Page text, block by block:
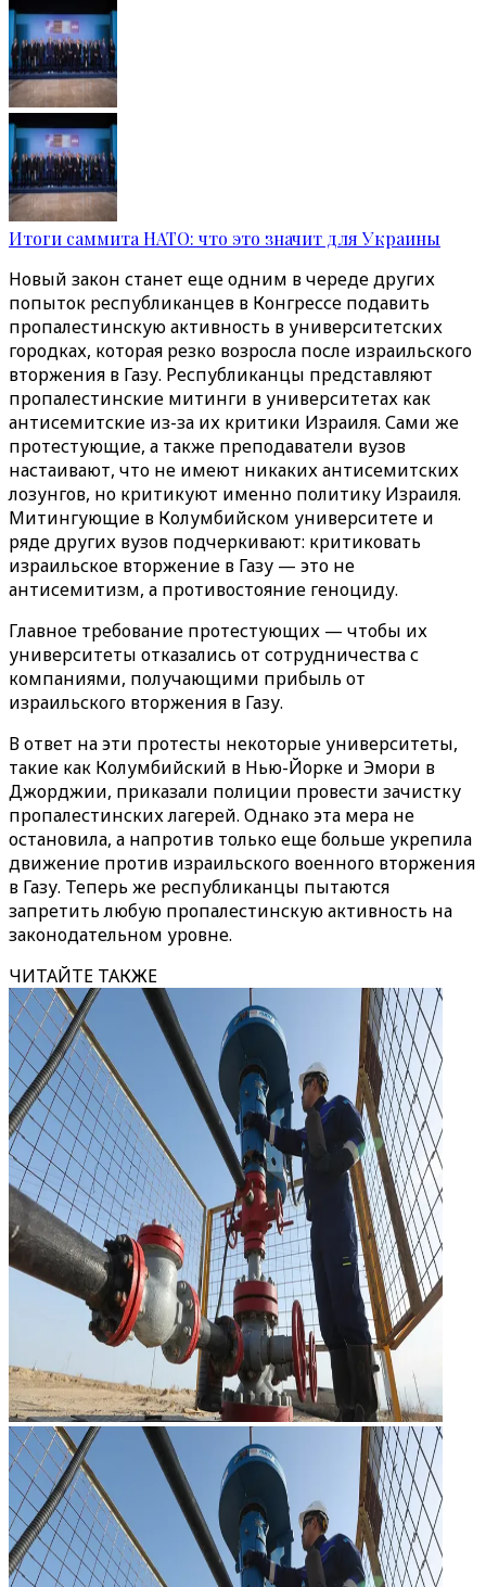
Итоги саммита НАТО: что это значит для Украины
Новый закон станет еще одним в череде других
попыток республиканцев в Конгрессе подавить
пропалестинскую активность в университетских
городках, которая резко возросла после израильского
вторжения в Газу. Республиканцы представляют
пропалестинские митинги в университетах как
антисемитские из-за их критики Израиля. Сами же
протестующие, а также преподаватели вузов
настаивают, что не имеют никаких антисемитских
лозунгов, но критикуют именно политику Израиля.
Митингующие в Колумбийском университете и
ряде других вузов подчеркивают: критиковать
израильское вторжение в Газу — это не
антисемитизм, а противостояние геноциду.
Главное требование протестующих — чтобы их
университеты отказались от сотрудничества с
компаниями, получающими прибыль от
израильского вторжения в Газу.
В ответ на эти протесты некоторые университеты,
такие как Колумбийский в Нью-Йорке и Эмори в
Джорджии, приказали полиции провести зачистку
пропалестинских лагерей. Однако эта мера не
остановила, а напротив только еще больше укрепила
движение против израильского военного вторжения
в Газу. Теперь же республиканцы пытаются
запретить любую пропалестинскую активность на
законодательном уровне.
ЧИТАЙТЕ ТАКЖЕ